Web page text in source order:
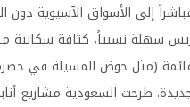
إلى الأسواق الآسيوية دون
سهلة نسبياً، كثافة سكانية
(مثل حوض المسيلة في
طرحت السعودية مشاريع